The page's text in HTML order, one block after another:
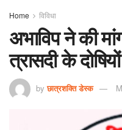
Home विविधा
अभाविप ने की
त्रासदी के
by छात्रशक्ति डेस्क